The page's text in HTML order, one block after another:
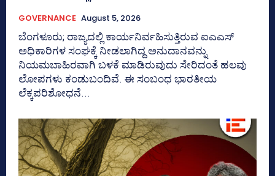
GOVERNANCE August 5, 2026
ಬೆಂಗಳೂರು; ರಾಜ್ಯದಲ್ಲಿ ಕಾರ್ಯನಿರ್ವಹಿಸುತ್ತಿರುವ ಐಎಎಸ್‌
ಅಧಿಕಾರಿಗಳ ಸಂಘಕ್ಕೆ ನೀಡಲಾಗಿದ್ದ ಅನುದಾನವನ್ನು
ನಿಯಮಬಾಹಿರವಾಗಿ ಬಳಕೆ ಮಾಡಿರುವುದು ಸೇರಿದಂತೆ ಹಲವು
ಲೋಪಗಳು ಕಂಡುಬಂದಿವೆ. ಈ ಸಂಬಂಧ ಭಾರತೀಯ
ಲೆಕ್ಕಪರಿಶೋಧನೆ...